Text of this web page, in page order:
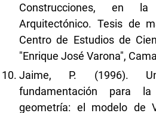
Construcciones, en la
Arquitectónico. Tesis de
Centro de Estudios de
"Enrique José Varona",
Jaime, P. (1996).
fundamentación para
geometría: el modelo de